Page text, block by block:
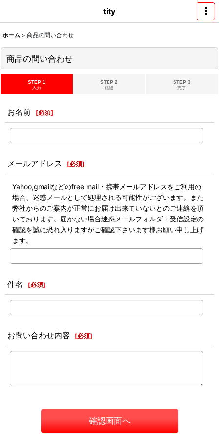
tity
ホーム > 商品の問い合わせ
商品の問い合わせ
STEP 1
入力
STEP 2
確認
STEP 3
完了
お名前 [必須]
メールアドレス [必須]
Yahoo,gmailなどのfree mail・携帯メールアドレスをご利用の
場合、迷惑メールとして処理される可能性がございます。また
弊社からのご案内が正常にお届け出来ていないとのご連絡を頂
いております。届かない場合迷惑メールフォルダ・受信設定の
確認を誠に恐れ入りますがご確認下さいます様お願い申し上げ
ます。
件名 [必須]
お問い合わせ内容 [必須]
確認画面へ